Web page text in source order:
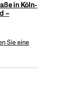
in Köln-
–
Sie eine